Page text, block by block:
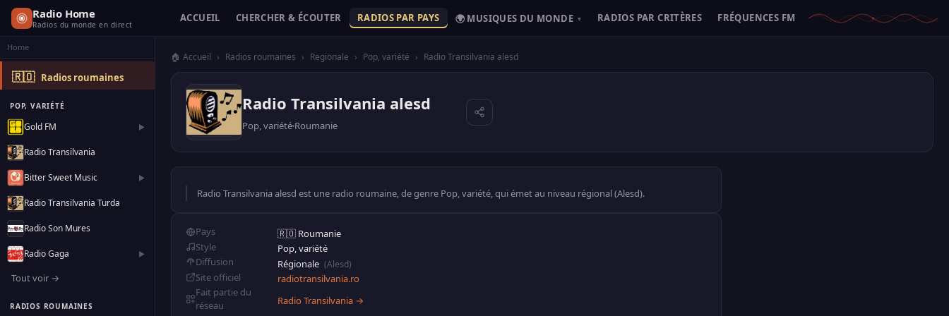
Radio Home
Radios du monde en direct
ACCUEIL CHERCHER & ÉCOUTER RADIOS PAR PAYS 🌍 MUSIQUES DU MONDE ▾ RADIOS PAR CRITÈRES FRÉQUENCES FM
Home
🇷🇴 Radios roumaines
POP, VARIÉTÉ
Gold FM ▶
Radio Transilvania
Bitter Sweet Music ▶
Radio Transilvania Turda
Radio Son Mures
Radio Gaga ▶
Tout voir →
RADIOS ROUMAINES
🏠 Accueil › Radios roumaines › Regionale › Pop, variété › Radio Transilvania alesd
Radio Transilvania alesd
Pop, variété Roumanie
Radio Transilvania alesd est une radio roumaine, de genre Pop, variété, qui émet au niveau régional (Alesd).
Pays
🇷🇴 Roumanie
Style
Pop, variété
Diffusion
Régionale (Alesd)
Site officiel
radiotransilvania.ro
Fait partie du
réseau
Radio Transilvania →